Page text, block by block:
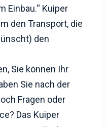
gebaut und wir
es fertig ist: „Ihr
Kuiper
den Transport, die
den
Sie können Ihr
Sie nach der